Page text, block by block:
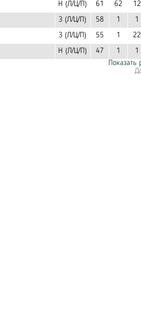
Н (Л/Ц/П) 61 62 12
З (Л/Ц/П) 58 1 1
З (Л/Ц/П) 55 1 22
Н (Л/Ц/П) 47 1
1
Показать